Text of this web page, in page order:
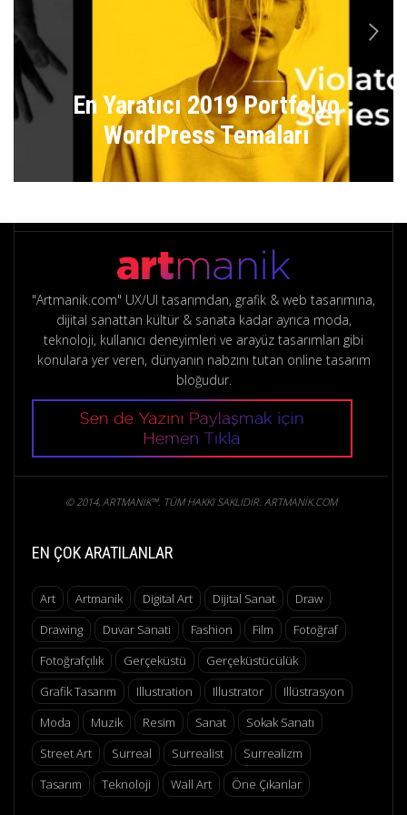
En Yaratıcı 2019 Portfolyo
WordPress Temaları
"Artmanik.com" UX/UI tasarımdan, grafik & web tasarımına,
dijital sanattan kültür & sanata kadar ayrıca moda,
teknoloji, kullanıcı deneyimleri ve arayüz tasarımları gibi
konulara yer veren, dünyanın nabzını tutan online tasarım
bloğudur.
© 2014, ARTMANIK™. TÜM HAKKI SAKLIDIR. ARTMANIK.COM
EN ÇOK ARATILANLAR
Art Artmanik Digital Art Dijital Sanat
Draw
Drawing
Duvar Sanati Fashion Film
Fotoğraf
Fotoğrafçılık
Gerçeküstü
Gerçeküstücülük
Grafik Tasarım
Illustration Illustrator
Illüstrasyon
Moda
Muzik Resim Sanat
Sokak Sanatı
Street Art
Surreal Surrealist
Surrealizm
Tasarım
Teknoloji Wall Art Öne Çıkanlar